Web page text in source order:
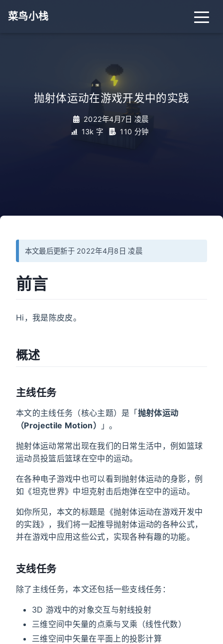
菜鸟小栈
抛射体运动在游戏开发中的实践
2022年4月7日 凌晨
13k 字
110 分钟
本文最后更新于 2022年4月8日 凌晨
前言
Hi，我是陈皮皮。
概述
主线任务
本文的主线任务（核心主题）是「抛射体运动
（Projectile Motion）
」。
抛射体运动常常出现在我们的日常生活中，例如篮球
运动员投篮后篮球在空中的运动。
在各种电子游戏中也可以看到抛射体运动的身影，例
如《坦克世界》中坦克射击后炮弹在空中的运动。
如你所见，本文的标题是《抛射体运动在游戏开发中
的实践》，我们将一起推导抛射体运动的各种公式，
并在游戏中应用这些公式，实现各种有趣的功能。
支线任务
除了主线任务，本文还包括一些支线任务：
3D 游戏中的对象交互与射线投射
三维空间中矢量的点乘与叉乘（线性代数）
三维空间中矢量在平面上的投影计算